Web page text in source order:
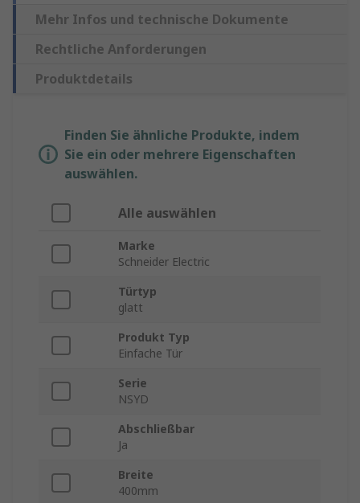
Mehr Infos und technische Dokumente
Rechtliche Anforderungen
Produktdetails
Finden Sie ähnliche Produkte, indem
Sie ein oder mehrere Eigenschaften
auswählen.
Alle auswählen
Marke
Schneider Electric
Türtyp
glatt
Produkt Typ
Einfache Tür
Serie
NSYD
Abschließbar
Ja
Breite
400mm